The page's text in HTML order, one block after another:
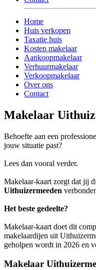
Home
Huis verkopen
Taxatie huis
Kosten makelaar
Aankoopmakelaar
Verhuurmakelaar
Verkoopmakelaar
Over ons
Contact
Makelaar
Behoefte aan een
jouw situatie past?
Lees dan vooral verder.
Makelaar-kaart zorgt dat jij
Uithuizermeeden
Het beste gedeelte?
Makelaar-kaart doet dit
makelaardijen uit
geholpen wordt in 2026 en
Makelaar